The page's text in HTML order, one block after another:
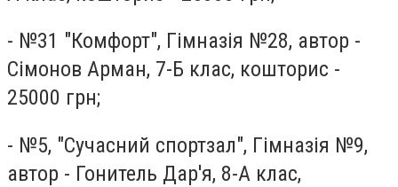
- №31 "Комфорт", Гімназія №28, автор -
Сімонов Арман, 7-Б клас, кошторис -
25000 грн;
- №5, "Сучасний спортзал", Гімназія №9,
автор - Гонитель Дар'я, 8-А клас,